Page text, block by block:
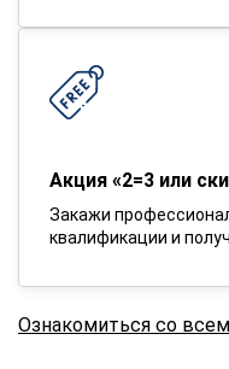
Акция «2=3 или
Закажи
квалификации и
Ознакомиться со